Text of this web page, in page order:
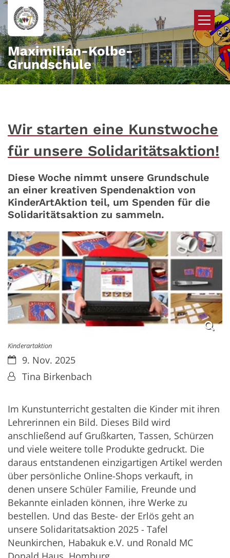
Zum Inhalt springen
Maximilian-Kolbe-
Grundschule
Wir starten eine Kunstwoche
für unsere Solidaritätsaktion!
Diese Woche nimmt unsere Grundschule
an einer kreativen Spendenaktion von
KinderArtAktion teil, um Spenden für die
Solidaritätsaktion zu sammeln.
Kinderartaktion
Datum:9. Nov. 2025
Von:Tina Birkenbach
Im Kunstunterricht gestalten die Kinder mit ihren
Lehrerinnen ein Bild. Dieses Bild wird
anschließend auf Grußkarten, Tassen, Schürzen
und viele weitere tolle Produkte gedruckt. Die
daraus entstandenen einzigartigen Artikel werden
über persönliche Online-Shops verkauft, in
denen unsere Schüler Familie, Freunde und
Bekannte einladen können, ihre Werke zu
bestellen. Und das Beste- der Erlös geht an
unsere Solidaritatsaktion 2025 - Tafel
Neunkirchen, Habakuk e.V. und Ronald MC